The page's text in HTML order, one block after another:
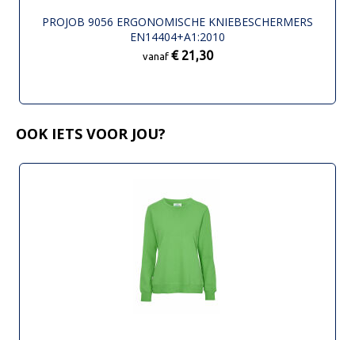
PROJOB 9056 ERGONOMISCHE KNIEBESCHERMERS
EN14404+A1:2010
vanaf € 21,30
OOK IETS VOOR JOU?